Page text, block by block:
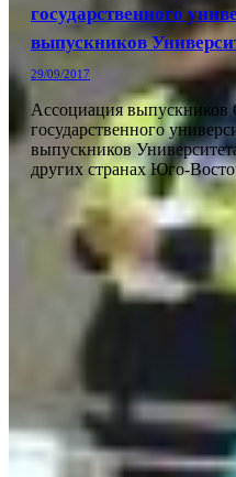
государственного
выпускников
29/09/2017
Ассоциация выпускников
государственного
выпускников
других странах Юго-